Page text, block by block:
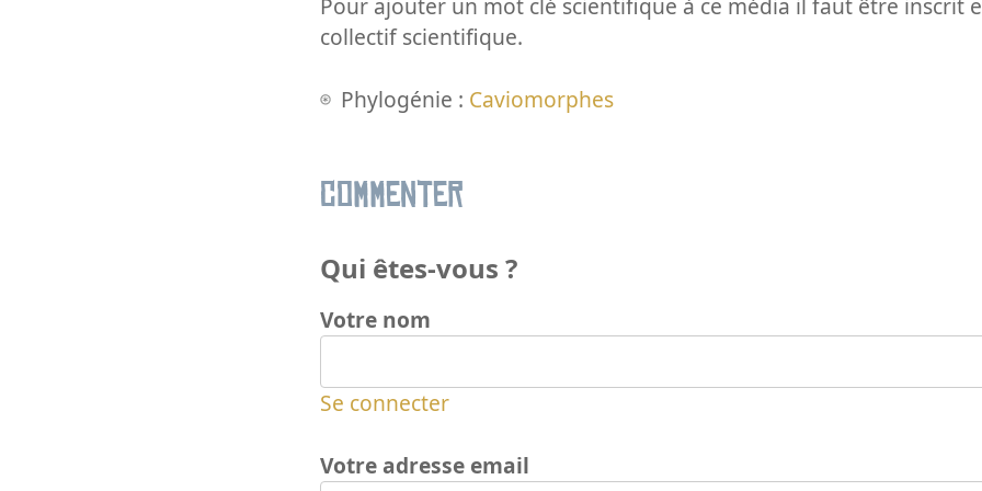
Pour ajouter un mot clé scientifique à ce média il faut être inscrit
collectif scientifique.
Phylogénie : Caviomorphes
Commenter
Qui êtes-vous ?
Votre nom
Se connecter
Votre adresse email